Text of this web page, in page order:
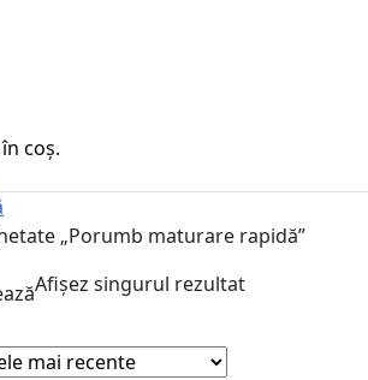
coș.
„Porumb maturare rapidă”
Afișez singurul rezultat